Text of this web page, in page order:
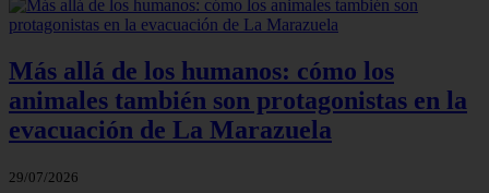
Más allá de los humanos: cómo los
animales también son protagonistas en la
evacuación de La Marazuela
29/07/2026